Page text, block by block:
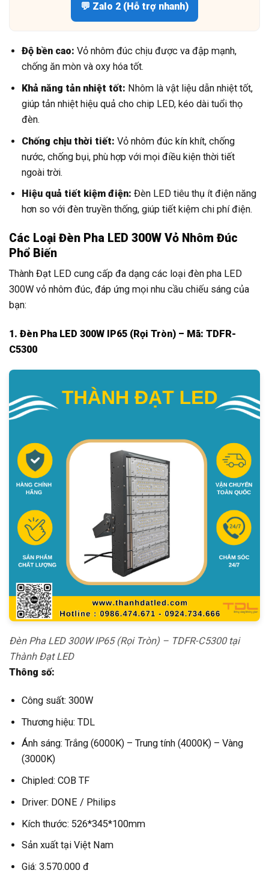
💬 Zalo 2 (Hỗ trợ nhanh)
Độ bền cao: Vỏ nhôm đúc chịu được va đập mạnh,
chống ăn mòn và oxy hóa tốt.
Khả năng tản nhiệt tốt: Nhôm là vật liệu dẫn nhiệt tốt,
giúp tản nhiệt hiệu quả cho chip LED, kéo dài tuổi thọ
đèn.
Chống chịu thời tiết: Vỏ nhôm đúc kín khít, chống
nước, chống bụi, phù hợp với mọi điều kiện thời tiết
ngoài trời.
Hiệu quả tiết kiệm điện: Đèn LED tiêu thụ ít điện năng
hơn so với đèn truyền thống, giúp tiết kiệm chi phí điện.
Các Loại Đèn Pha LED 300W Vỏ Nhôm Đúc
Phổ Biến
Thành Đạt LED cung cấp đa dạng các loại đèn pha LED
300W vỏ nhôm đúc, đáp ứng mọi nhu cầu chiếu sáng của
bạn:
1. Đèn Pha LED 300W IP65 (Rọi Tròn) – Mã: TDFR-
C5300
Đèn Pha LED 300W IP65 (Rọi Tròn) – TDFR-C5300 tại
Thành Đạt LED
Thông số:
Công suất: 300W
Thương hiệu: TDL
Ánh sáng: Trắng (6000K) – Trung tính (4000K) – Vàng
(3000K)
Chipled: COB TF
Driver: DONE / Philips
Kích thước: 526*345*100mm
Sản xuất tại Việt Nam
Giá: 3.570.000 đ